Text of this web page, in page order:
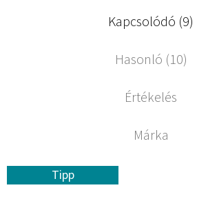
Kapcsolódó (9)
Hasonló (10)
Értékelés
Márka
Tipp